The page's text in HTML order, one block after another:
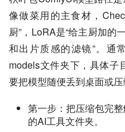
像做菜用的主食材，
厨”，LoRA是“给主厨加的
和出片质感的滤镜”。通
models文件夹下，具体子
要把模型随便丢到桌面或压
第一步：把压缩包完
的AI工具文件夹。